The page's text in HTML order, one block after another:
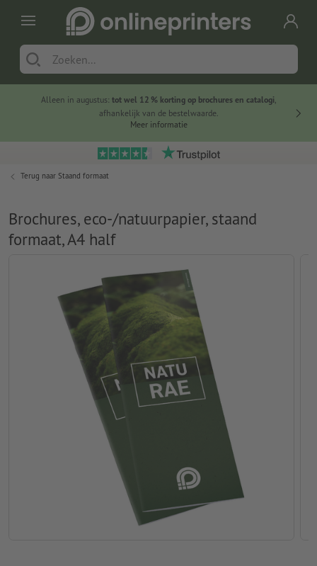
Alleen in augustus: tot wel 12 % korting op brochures en catalogi,
afhankelijk van de bestelwaarde.
Meer informatie
Terug naar Staand formaat
Brochures, eco-/natuurpapier, staand
formaat, A4 half